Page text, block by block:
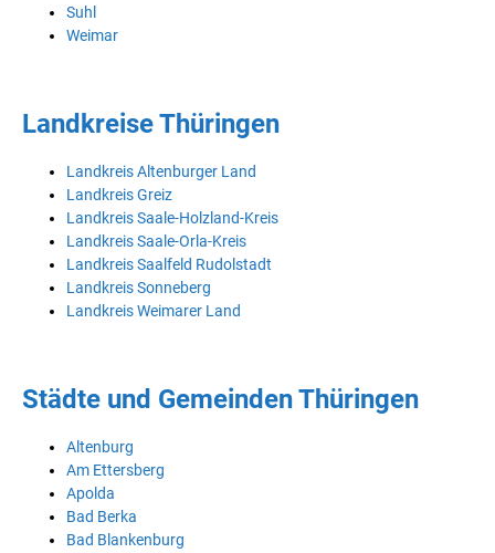
Suhl
Weimar
Landkreise Thüringen
Landkreis Altenburger Land
Landkreis Greiz
Landkreis Saale-Holzland-Kreis
Landkreis Saale-Orla-Kreis
Landkreis Saalfeld Rudolstadt
Landkreis Sonneberg
Landkreis Weimarer Land
Städte und Gemeinden Thüringen
Altenburg
Am Ettersberg
Apolda
Bad Berka
Bad Blankenburg